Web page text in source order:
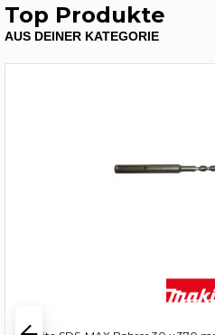
Top Produkte
AUS DEINER KATEGORIE